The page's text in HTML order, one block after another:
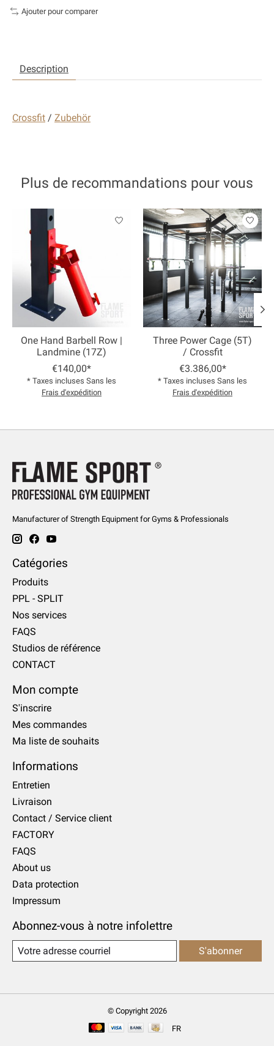
Ajouter pour comparer
Description
Crossfit / Zubehör
Plus de recommandations pour vous
Articles du carrousel de produits
One Hand Barbell Row |
Landmine (17Z)
€140,00*
* Taxes incluses Sans les
Frais d'expédition
Three Power Cage (5T)
/ Crossfit
€3.386,00*
* Taxes incluses Sans les
Frais d'expédition
Manufacturer of Strength Equipment for Gyms & Professionals
Catégories
Produits
PPL - SPLIT
Nos services
FAQS
Studios de référence
CONTACT
Mon compte
S'inscrire
Mes commandes
Ma liste de souhaits
Informations
Entretien
Livraison
Contact / Service client
FACTORY
FAQS
About us
Data protection
Impressum
Abonnez-vous à notre infolettre
S'abonner
© Copyright 2026
FR